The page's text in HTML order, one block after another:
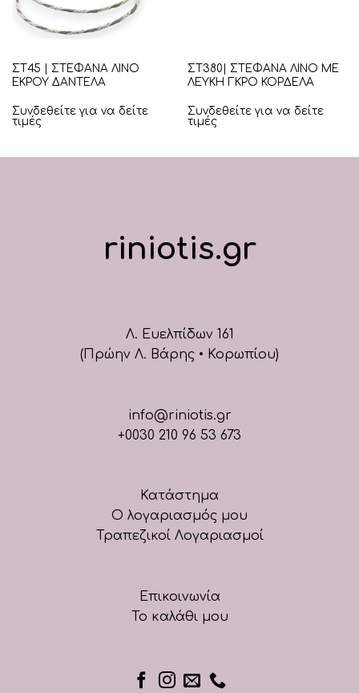
ΣΤ45 | ΣΤΕΦΑΝΑ ΛΙΝΟ
ΕΚΡΟΥ ΔΑΝΤΕΛΑ
Συνδεθείτε για να δείτε
τιμές
ΣΤ380| ΣΤΕΦΑΝΑ ΛΙΝΟ ΜΕ
ΛΕΥΚΗ ΓΚΡΟ ΚΟΡΔΕΛΑ
Συνδεθείτε για να δείτε
τιμές
riniotis.gr
Λ. Ευελπίδων 161
(Πρώην Λ. Βάρης • Κορωπίου)
info@riniotis.gr
+0030 210 96 53 673
Κατάστημα
Ο λογαριασμός μου
Τραπεζικοί Λογαριασμοί
Επικοινωνία
Το καλάθι μου